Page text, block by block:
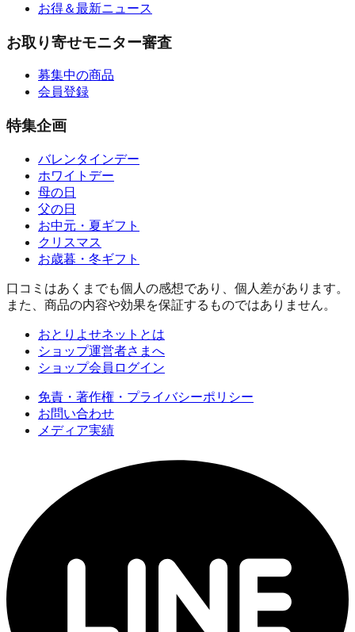
お得＆最新ニュース
お取り寄せモニター審査
募集中の商品
会員登録
特集企画
バレンタインデー
ホワイトデー
母の日
父の日
お中元・夏ギフト
クリスマス
お歳暮・冬ギフト
口コミはあくまでも個人の感想であり、個人差があります。
また、商品の内容や効果を保証するものではありません。
おとりよせネットとは
ショップ運営者さまへ
ショップ会員ログイン
免責・著作権・プライバシーポリシー
お問い合わせ
メディア実績